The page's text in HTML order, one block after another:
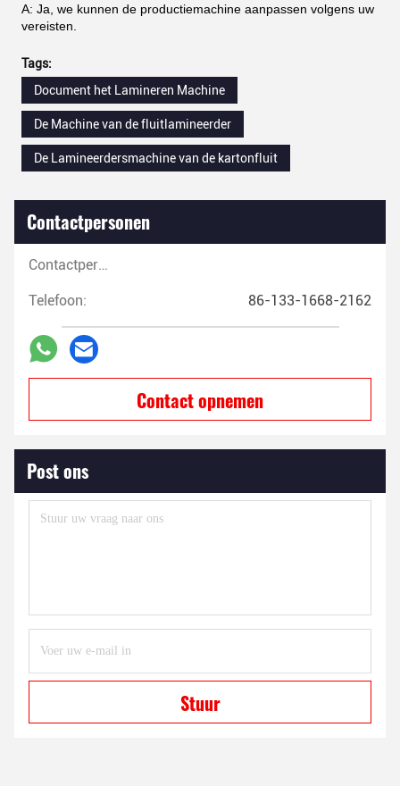
A: Ja, we kunnen de productiemachine aanpassen volgens uw
vereisten.
Tags:
Document het Lamineren Machine
De Machine van de fluitlamineerder
De Lamineerdersmachine van de kartonfluit
Contactpersonen
Contactpersonen:
Telefoon: 86-133-1668-2162
Contact opnemen
Post ons
Stuur